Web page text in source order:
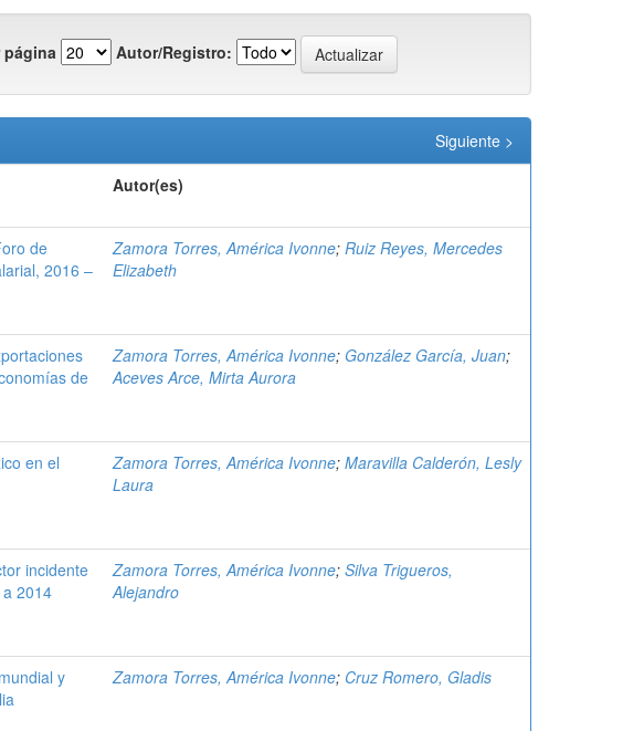
Autor/Registro:
Siguiente >
Autor(es)
de
2016 –
Zamora Torres, América Ivonne; Ruiz Reyes, Mercedes
Elizabeth
de
Zamora Torres, América Ivonne; González García, Juan;
Aceves Arce, Mirta Aurora
en el
Zamora Torres, América Ivonne; Maravilla Calderón, Lesly
Laura
incidente
2014
Zamora Torres, América Ivonne; Silva Trigueros,
Alejandro
y
Zamora Torres, América Ivonne; Cruz Romero, Gladis